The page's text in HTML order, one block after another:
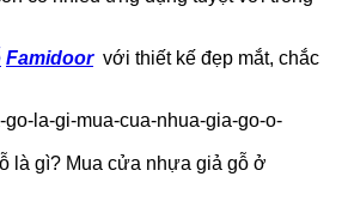
Famidoorvới thiết kế đẹp mắt, chắc
là gì? Mua cửa nhựa giả gỗ ở